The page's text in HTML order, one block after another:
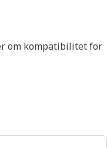
om kompatibilitet for